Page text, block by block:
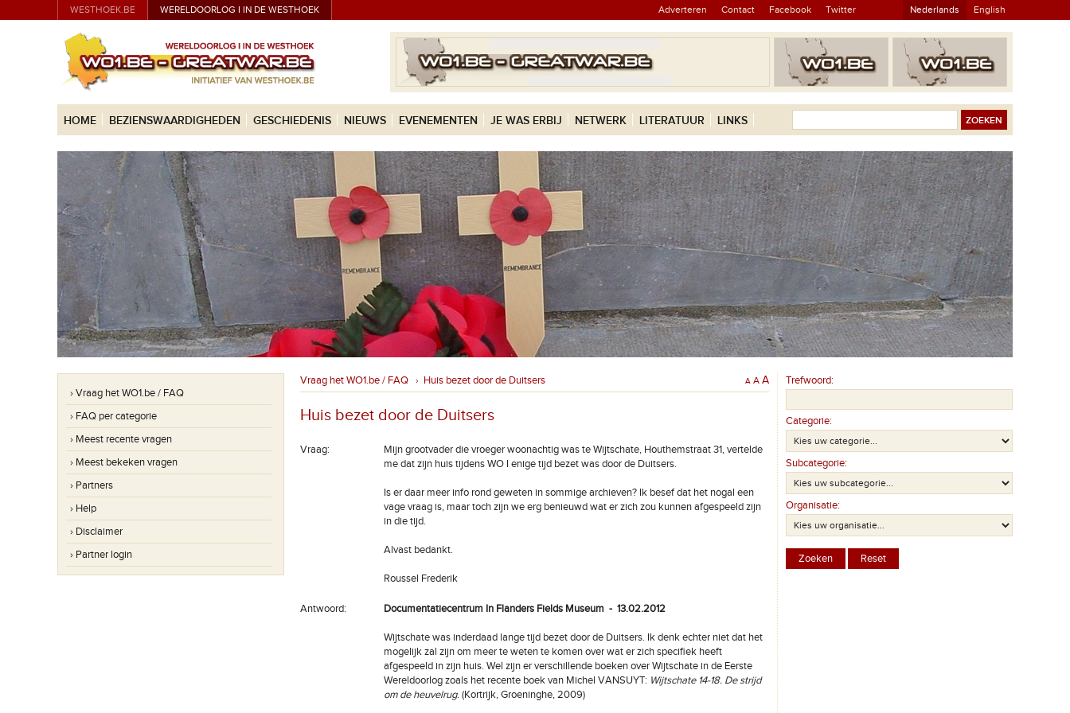
WESTHOEK.BE WERELDOORLOG I IN DE WESTHOEK Adverteren Contact Facebook Twitter Nederlands English
HOME BEZIENSWAARDIGHEDEN GESCHIEDENIS NIEUWS EVENEMENTEN JE WAS ERBIJ NETWERK LITERATUUR LINKS
› Vraag het WO1.be / FAQ
› FAQ per categorie
› Meest recente vragen
› Meest bekeken vragen
› Partners
› Help
› Disclaimer
› Partner login
Vraag het WO1.be / FAQ › Huis bezet door de Duitsers A A A
Huis bezet door de Duitsers
Vraag:
Mijn grootvader die vroeger woonachtig was te Wijtschate, Houthemstraat 31, vertelde
me dat zijn huis tijdens WO I enige tijd bezet was door de Duitsers.
Is er daar meer info rond geweten in sommige archieven? Ik besef dat het nogal een
vage vraag is, maar toch zijn we erg benieuwd wat er zich zou kunnen afgespeeld zijn
in die tijd.
Alvast bedankt.
Roussel Frederik
Antwoord: Documentatiecentrum In Flanders Fields Museum - 13.02.2012
Wijtschate was inderdaad lange tijd bezet door de Duitsers. Ik denk echter niet dat het
mogelijk zal zijn om meer te weten te komen over wat er zich specifiek heeft
afgespeeld in zijn huis. Wel zijn er verschillende boeken over Wijtschate in de Eerste
Wereldoorlog zoals het recente boek van Michel VANSUYT: Wijtschate 14-18. De strijd
om de heuvelrug. (Kortrijk, Groeninghe, 2009)
Trefwoord:
Categorie:
Subcategorie:
Organisatie: